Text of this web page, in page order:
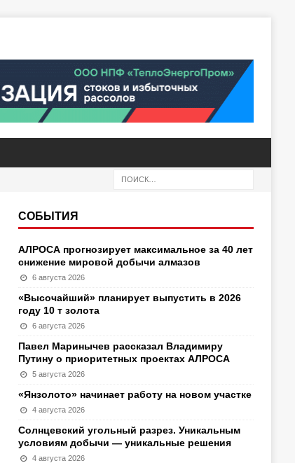
СОБЫТИЯ
АЛРОСА прогнозирует максимальное за 40 лет
снижение мировой добычи алмазов
6 августа 2026
«Высочайший» планирует выпустить в 2026
году 10 т золота
6 августа 2026
Павел Маринычев рассказал Владимиру
Путину о приоритетных проектах АЛРОСА
5 августа 2026
«Янзолото» начинает работу на новом участке
4 августа 2026
Солнцевский угольный разрез. Уникальным
условиям добычи — уникальные решения
4 августа 2026